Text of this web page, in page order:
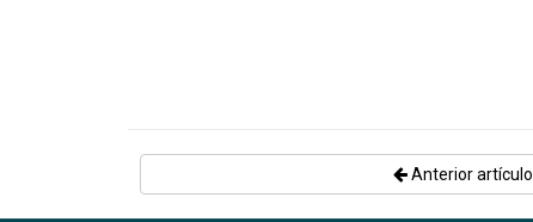
Anterior artículo